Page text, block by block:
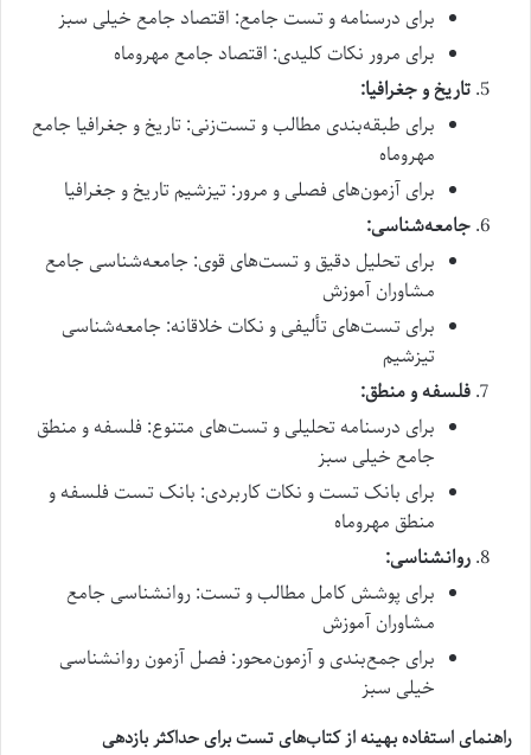
برای درسنامه و تست جامع: اقتصاد جامع خیلی سبز
برای مرور نکات کلیدی: اقتصاد جامع مهروماه
تاریخ و جغرافیا:
برای طبقه‌بندی مطالب و تست‌زنی: تاریخ و جغرافیا جامع
مهروماه
برای آزمون‌های فصلی و مرور: تیزشیم تاریخ و جغرافیا
جامعه‌شناسی:
برای تحلیل دقیق و تست‌های قوی: جامعه‌شناسی جامع
مشاوران آموزش
برای تست‌های تألیفی و نکات خلاقانه: جامعه‌شناسی
تیزشیم
فلسفه و منطق:
برای درسنامه تحلیلی و تست‌های متنوع: فلسفه و منطق
جامع خیلی سبز
برای بانک تست و نکات کاربردی: بانک تست فلسفه و
منطق مهروماه
روانشناسی:
برای پوشش کامل مطالب و تست: روانشناسی جامع
مشاوران آموزش
برای جمع‌بندی و آزمون‌محور: فصل آزمون روانشناسی
خیلی سبز
راهنمای استفاده بهینه از کتاب‌های تست برای حداکثر بازدهی